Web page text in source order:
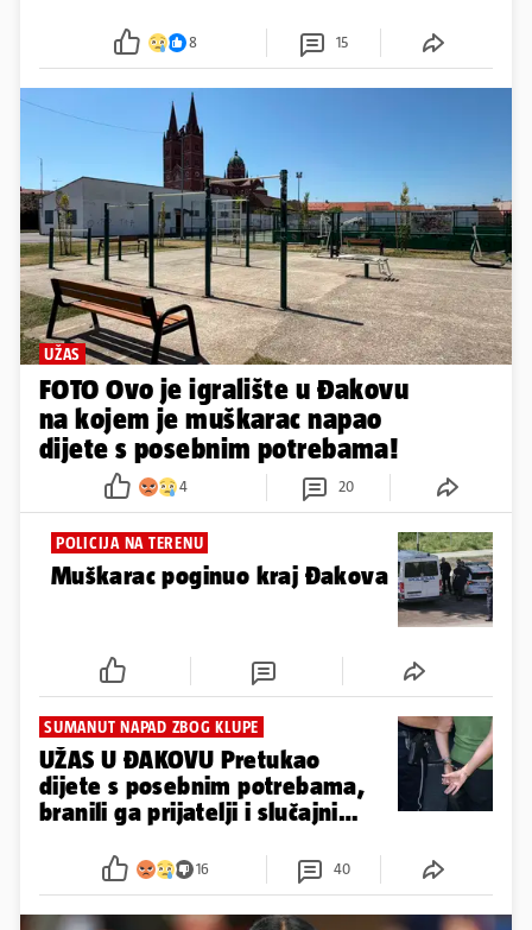
8 15
UŽAS
FOTO Ovo je igralište u Đakovu
na kojem je muškarac napao
dijete s posebnim potrebama!
4 20
POLICIJA NA TERENU
Muškarac poginuo kraj Đakova
SUMANUT NAPAD ZBOG KLUPE
UŽAS U ĐAKOVU Pretukao
dijete s posebnim potrebama,
branili ga prijatelji i slučajni
16 40